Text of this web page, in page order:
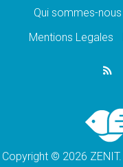
de
«La
le
En
une
Qui sommes-nous
Mentions Legales
Copyright © 2026